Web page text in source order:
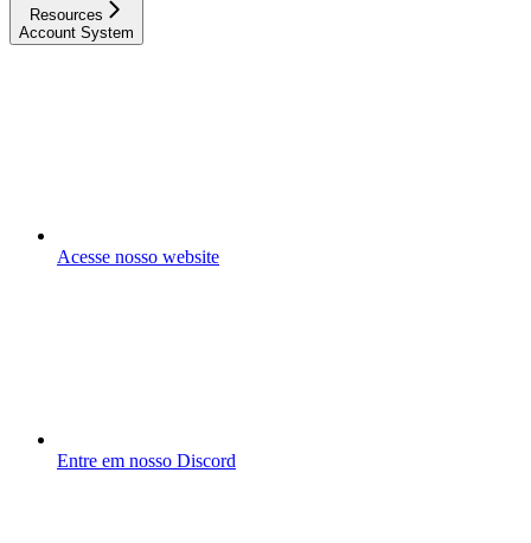
Resources
Account System
Acesse nosso website
Entre em nosso Discord